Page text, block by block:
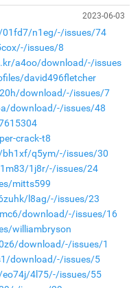
2023-06-03
01fd7/n1eg/-/issues/74
issues/8
a4oo/download/-/issues
david496fletcher
download/-/issues/7
download/-/issues/48
crack-t8
bh1xf/q5ym/-/issues/30
1j8r/-/issues/24
mitts599
l8ag/-/issues/23
download/-/issues/16
williambryson
download/-/issues/1
download/-/issues/5
eo74j/4l75/-/issues/55